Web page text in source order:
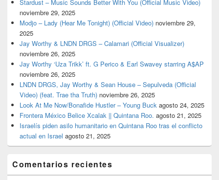
Stardust – Music Sounds Better With You (Official Music Video)
noviembre 29, 2025
Modjo – Lady (Hear Me Tonight) (Official Video) noviembre 29,
2025
Jay Worthy & LNDN DRGS – Calamari (Official Visualizer)
noviembre 26, 2025
Jay Worthy ‘Uza Trikk’ ft. G Perico & Earl Swavey starring A$AP
noviembre 26, 2025
LNDN DRGS, Jay Worthy & Sean House – Sepulveda (Official
Video) (feat. Trae tha Truth) noviembre 26, 2025
Look At Me Now/Bonafide Hustler – Young Buck agosto 24, 2025
Frontera México Belice Xcalak || Quintana Roo. agosto 21, 2025
Israelís piden asilo humanitario en Quintana Roo tras el conflicto
actual en Israel agosto 21, 2025
Comentarios recientes